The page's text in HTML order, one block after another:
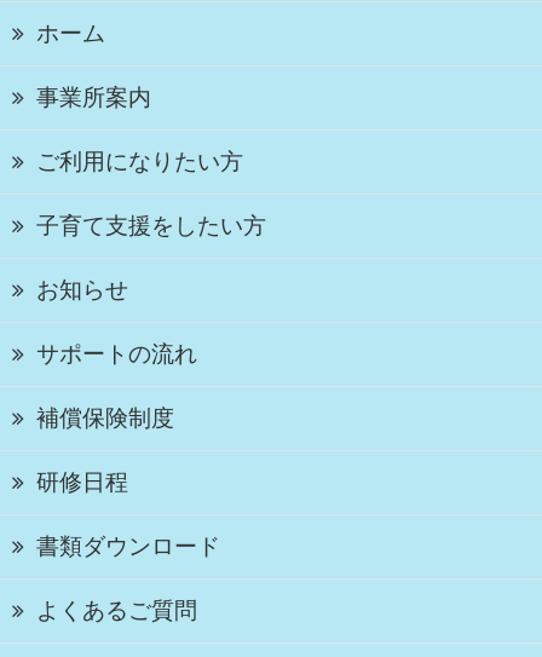
ホーム
事業所案内
ご利用になりたい方
子育て支援をしたい方
お知らせ
サポートの流れ
補償保険制度
研修日程
書類ダウンロード
よくあるご質問